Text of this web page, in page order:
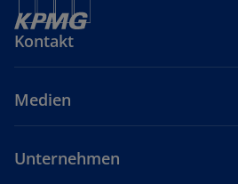
Kontakt
Medien
Unternehmen